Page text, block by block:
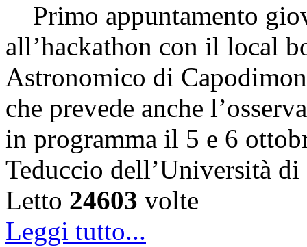
Primo appuntamento
all’hackathon con il local
Astronomico di
che prevede anche
in programma il 5 e 6
Teduccio dell’Università
Letto 24603 volte
Leggi tutto...